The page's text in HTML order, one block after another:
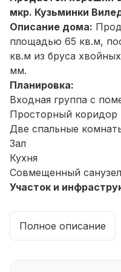
мкр. Кузьминки
Описание дома:
площадью 65 кв.м,
кв.м из бруса
мм.
Планировка:
Входная группа с
Просторный коридор
Две спальные
Зал
Кухня
Совмещенный санузел
Участок и
и распашные ворота.
Ухоженный двор
регулярно
Полное описание